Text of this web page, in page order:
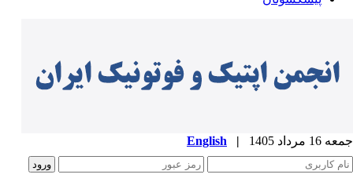
مرداد 1405 |
English